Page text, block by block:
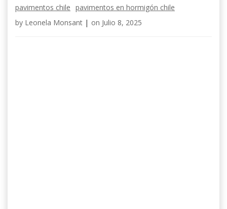
pavimentos chile pavimentos en hormigón chile
by Leonela Monsant | on Julio 8, 2025